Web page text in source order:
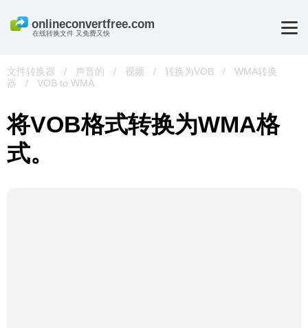
在线转换文件 又免费又快
文件转换器 / 声音的 / 视频 / 转换为VOB /
WMA转换
器
/ VOB to WMA
将VOB格式转换为WMA格
式。